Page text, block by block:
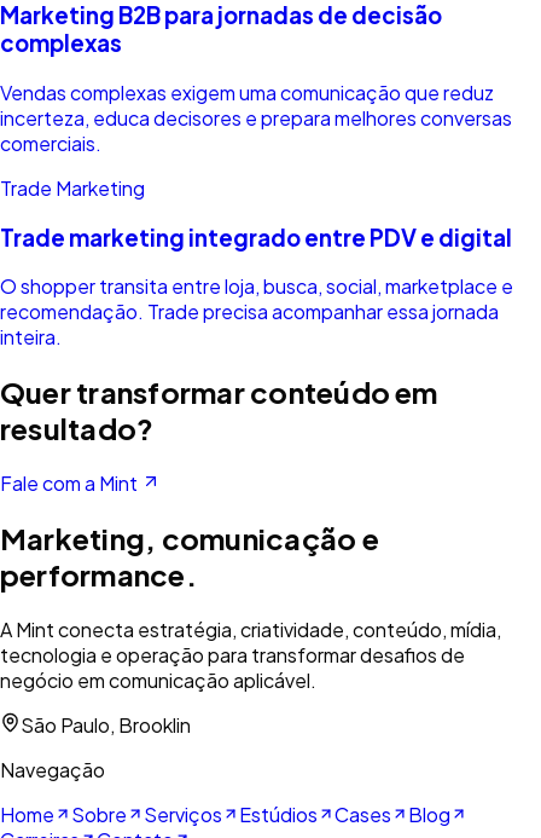
Marketing B2B para jornadas de decisão
complexas
Vendas complexas exigem uma comunicação que reduz
incerteza, educa decisores e prepara melhores conversas
comerciais.
Trade Marketing
Trade marketing integrado entre PDV e digital
O shopper transita entre loja, busca, social, marketplace e
recomendação. Trade precisa acompanhar essa jornada
inteira.
Quer transformar conteúdo em
resultado?
Fale com a Mint
Marketing, comunicação e
performance.
A Mint conecta estratégia, criatividade, conteúdo, mídia,
tecnologia e operação para transformar desafios de
negócio em comunicação aplicável.
São Paulo, Brooklin
Navegação
Home
Sobre Serviços Estúdios Cases
Blog